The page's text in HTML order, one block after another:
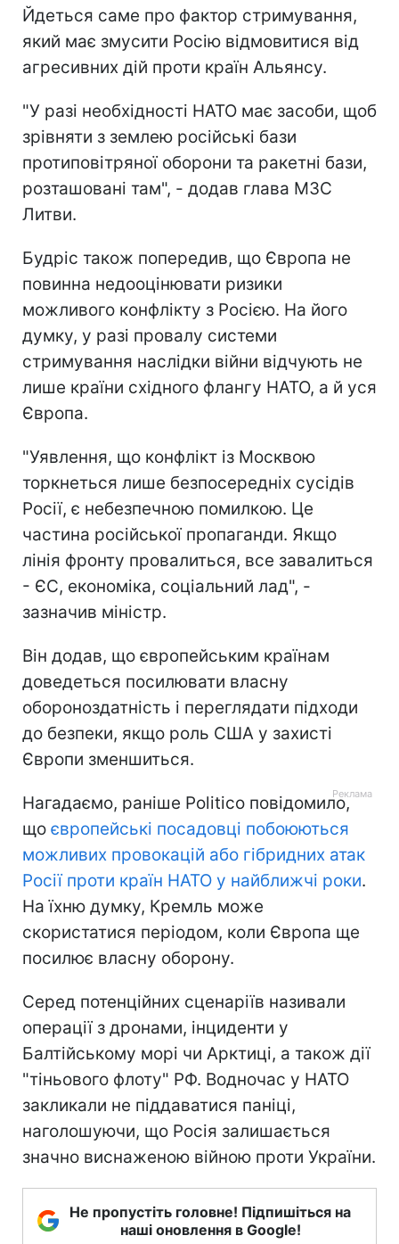
Йдеться саме про фактор стримування,
який має змусити Росію відмовитися від
агресивних дій проти країн Альянсу.
"У разі необхідності НАТО має засоби, щоб
зрівняти з землею російські бази
протиповітряної оборони та ракетні бази,
розташовані там", - додав глава МЗС
Литви.
Будріс також попередив, що Європа не
повинна недооцінювати ризики
можливого конфлікту з Росією. На його
думку, у разі провалу системи
стримування наслідки війни відчують не
лише країни східного флангу НАТО, а й уся
Європа.
"Уявлення, що конфлікт із Москвою
торкнеться лише безпосередніх сусідів
Росії, є небезпечною помилкою. Це
частина російської пропаганди. Якщо
лінія фронту провалиться, все завалиться
- ЄС, економіка, соціальний лад", -
зазначив міністр.
Він додав, що європейським країнам
доведеться посилювати власну
обороноздатність і переглядати підходи
до безпеки, якщо роль США у захисті
Європи зменшиться.
Нагадаємо, раніше Politico повідомило,
що європейські посадовці побоюються
можливих провокацій або гібридних атак
Росії проти країн НАТО у найближчі роки.
На їхню думку, Кремль може
скористатися періодом, коли Європа ще
посилює власну оборону.
Серед потенційних сценаріїв називали
операції з дронами, інциденти у
Балтійському морі чи Арктиці, а також дії
"тіньового флоту" РФ. Водночас у НАТО
закликали не піддаватися паніці,
наголошуючи, що Росія залишається
значно виснаженою війною проти України.
Не пропустіть головне! Підпишіться на
наші оновлення в Google!